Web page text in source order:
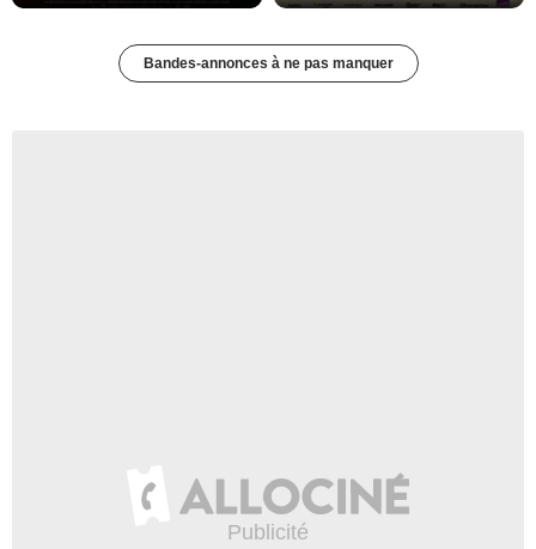
Bandes-annonces à ne pas manquer